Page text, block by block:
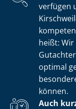
verfügen
heißt:
optimal
können.
Auch